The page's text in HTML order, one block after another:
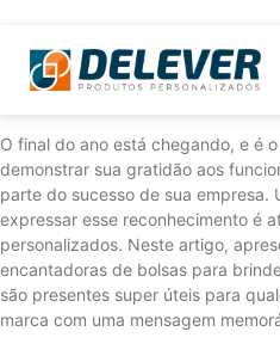
O final do ano está chegando, e é
demonstrar sua gratidão aos
parte do sucesso de sua empresa.
expressar esse reconhecimento é
personalizados. Neste artigo,
encantadoras de bolsas para
são presentes super úteis para
marca com uma mensagem